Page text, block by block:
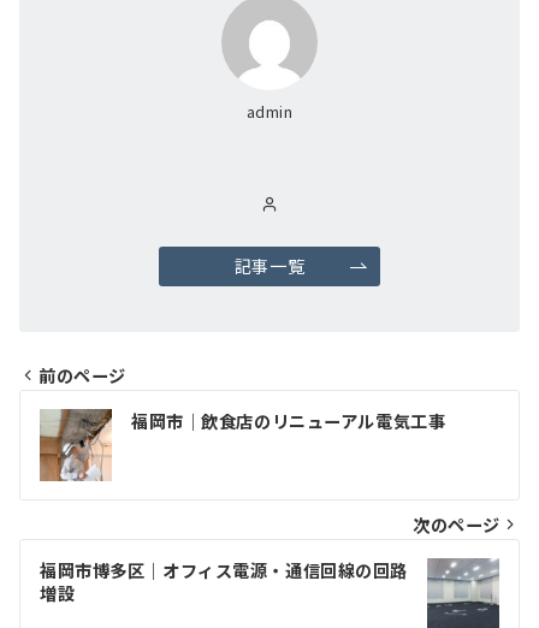
admin
記事一覧
前のページ
福岡市｜飲食店のリニューアル電気工事
次のページ
福岡市博多区｜オフィス電源・通信回線の回路
増設